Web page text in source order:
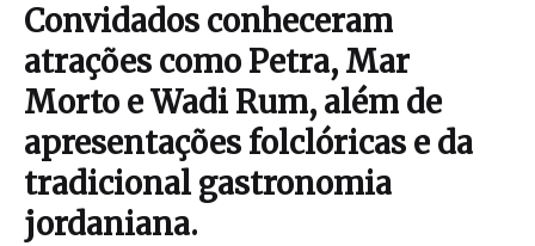
Convidados conheceram
atrações como Petra, Mar
Morto e Wadi Rum, além de
apresentações folclóricas e da
tradicional gastronomia
jordaniana.